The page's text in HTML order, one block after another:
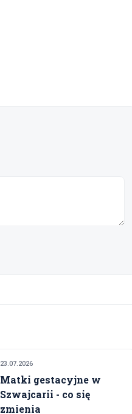
POLITYKA I GOSPODARKA
23.07.2026
Matki gestacyjne w
Szwajcarii - co się
zmienia